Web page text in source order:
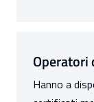
Operatori
Hanno a